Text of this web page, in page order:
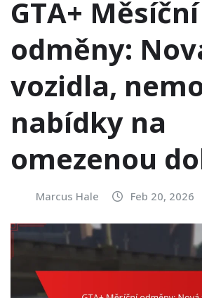
GTA+ Měsíční
odměny:
vozidla,
nabídky na
omezenou
Marcus Hale Feb 20, 2026